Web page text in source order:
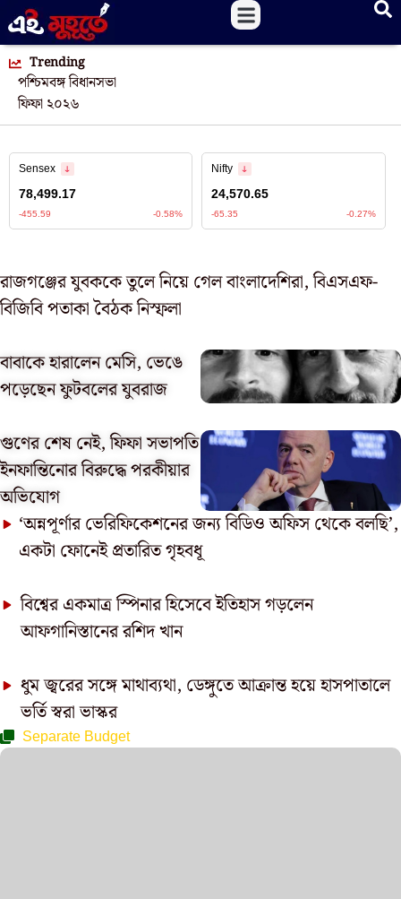
Trending
পশ্চিমবঙ্গ বিধানসভা
ফিফা ২০২৬
রাজগঞ্জের যুবককে তুলে নিয়ে গেল বাংলাদেশিরা, বিএসএফ-
বিজিবি পতাকা বৈঠক নিস্ফলা
বাবাকে হারালেন মেসি, ভেঙে
পড়েছেন ফুটবলের যুবরাজ
গুণের শেষ নেই, ফিফা সভাপতি
ইনফান্তিনোর বিরুদ্ধে পরকীয়ার
অভিযোগ
‘অন্নপূর্ণার ভেরিফিকেশনের জন্য বিডিও অফিস থেকে বলছি’,
একটা ফোনেই প্রতারিত গৃহবধূ
বিশ্বের একমাত্র স্পিনার হিসেবে ইতিহাস গড়লেন
আফগানিস্তানের রশিদ খান
ধুম জ্বরের সঙ্গে মাথাব্যথা, ডেঙ্গুতে আক্রান্ত হয়ে হাসপাতালে
ভর্তি স্বরা ভাস্কর
Separate Budget